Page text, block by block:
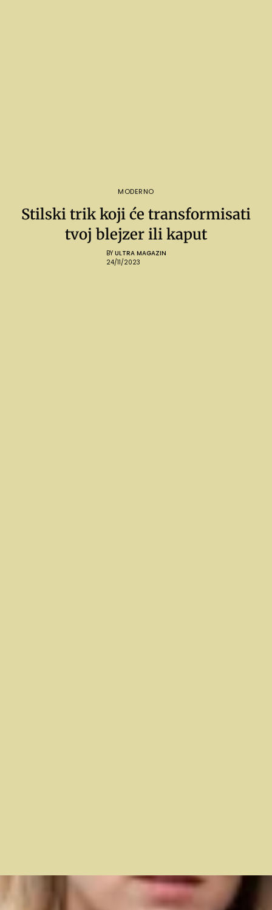
MODERNO
Stilski trik koji će transformisati
tvoj blejzer ili kaput
BY ULTRA MAGAZIN
24/11/2023